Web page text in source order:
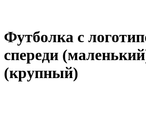
Футболка с
спереди
(крупный)